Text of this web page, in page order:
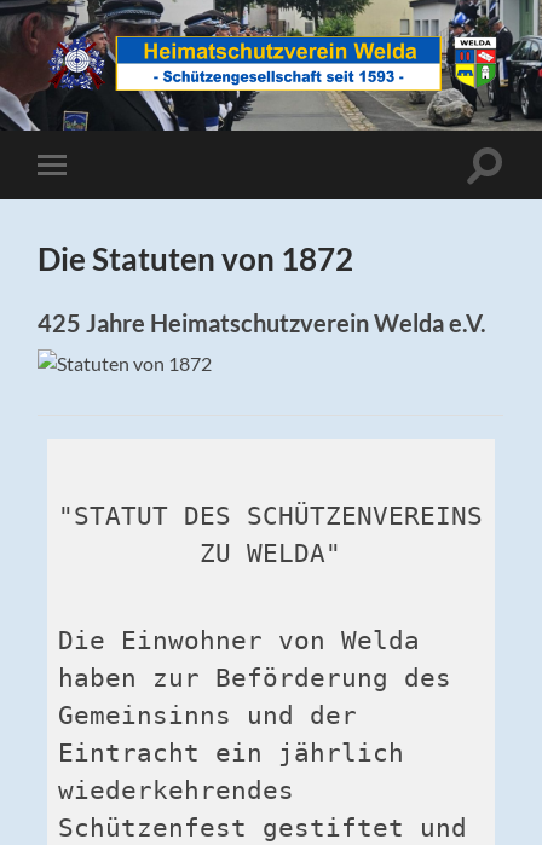
Heimatschutzverein
Welda
Menü
Die Statuten von 1872
425 Jahre Heimatschutzverein Welda e.V.
"STATUT DES SCHÜTZENVEREINS
ZU WELDA"
Die Einwohner von Welda
haben zur Beförderung des
Gemeinsinns und der
Eintracht ein jährlich
wiederkehrendes
Schützenfest gestiftet und